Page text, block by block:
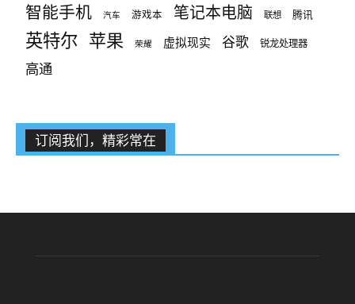
智能手机 汽车 游戏本 笔记本电脑 联想 腾讯
英特尔 苹果 荣耀 虚拟现实 谷歌 锐龙处理器
高通
订阅我们，精彩常在